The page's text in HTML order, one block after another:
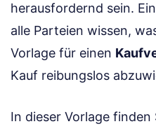
herausfordernd sein.
alle Parteien wissen,
Vorlage für einen
Kauf reibungslos
In dieser Vorlage